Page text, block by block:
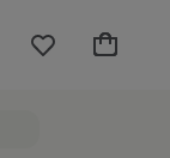
Mein